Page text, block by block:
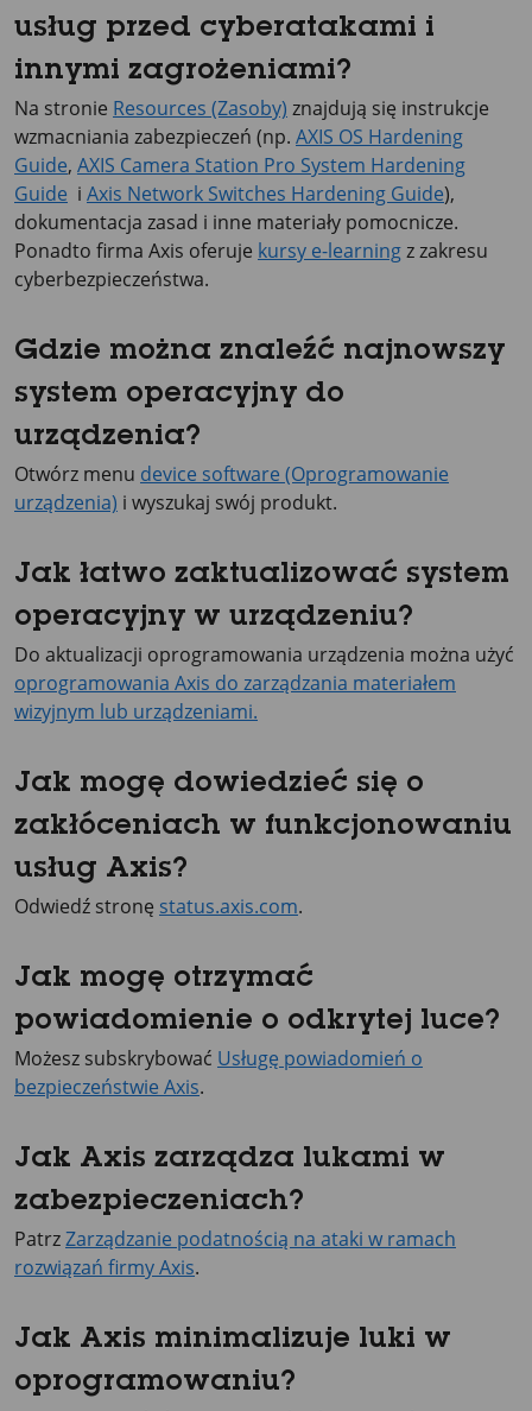
usług przed cyberatakami i
innymi zagrożeniami?
Na stronie Resources (Zasoby) znajdują się instrukcje
wzmacniania zabezpieczeń (np. AXIS OS Hardening
Guide, AXIS Camera Station Pro System Hardening
Guide i Axis Network Switches Hardening Guide),
dokumentacja zasad i inne materiały pomocnicze.
Ponadto firma Axis oferuje kursy e-learningz zakresu
cyberbezpieczeństwa.
Gdzie można znaleźć najnowszy
system operacyjny do
urządzenia?
Otwórz menu device software (Oprogramowanie
urządzenia) i wyszukaj swój produkt.
Jak łatwo zaktualizować system
operacyjny w urządzeniu?
Do aktualizacji oprogramowania urządzenia można użyć
oprogramowania Axis do zarządzania materiałem
wizyjnym lub urządzeniami.
Jak mogę dowiedzieć się o
zakłóceniach w funkcjonowaniu
usług Axis?
Odwiedź stronę status.axis.com.
Jak mogę otrzymać
powiadomienie o odkrytej luce?
Możesz subskrybować Usługę powiadomień o
bezpieczeństwie Axis.
Jak Axis zarządza lukami w
zabezpieczeniach?
PatrzZarządzanie podatnością na ataki w ramach
rozwiązań firmy Axis.
Jak Axis minimalizuje luki w
oprogramowaniu?